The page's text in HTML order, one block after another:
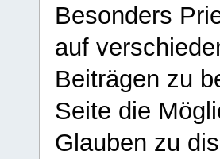
Besonders
auf
Beiträgen zu
Seite die
Glauben zu